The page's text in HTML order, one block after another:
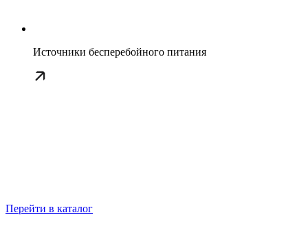
Источники бесперебойного питания
Перейти в каталог